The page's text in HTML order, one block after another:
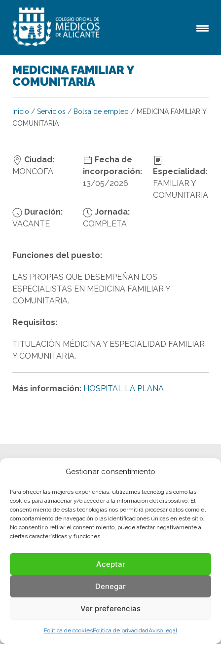
Gestionar consentimiento
Para ofrecer las mejores experiencias, utilizamos tecnologías como las
cookies para almacenar y/o acceder a la información del dispositivo. El
consentimiento de estas tecnologías nos permitirá procesar datos como el
comportamiento de navegación o las identificaciones únicas en este sitio.
No consentir o retirar el consentimiento, puede afectar negativamente a
ciertas características y funciones.
Aceptar
Denegar
Ver preferencias
Política de cookiesPolítica de privacidadAviso legal
MEDICINA FAMILIAR Y
COMUNITARIA
Inicio / Servicios / Bolsa de empleo / MEDICINA FAMILIAR Y
COMUNITARIA
Ciudad:
MONCOFA
Fecha de
incorporación:
13/05/2026
Especialidad:
FAMILIAR Y
COMUNITARIA
Duración:
VACANTE
Jornada:
COMPLETA
Funciones del puesto:
LAS PROPIAS QUE DESEMPEÑAN LOS
ESPECIALISTAS EN MEDICINA FAMILIAR Y
COMUNITARIA.
Requisitos:
TITULACIÓN MÉDICINA Y ESPECIALIDAD FAMILIAR
Y COMUNITARIA.
Más información: HOSPITAL LA PLANA